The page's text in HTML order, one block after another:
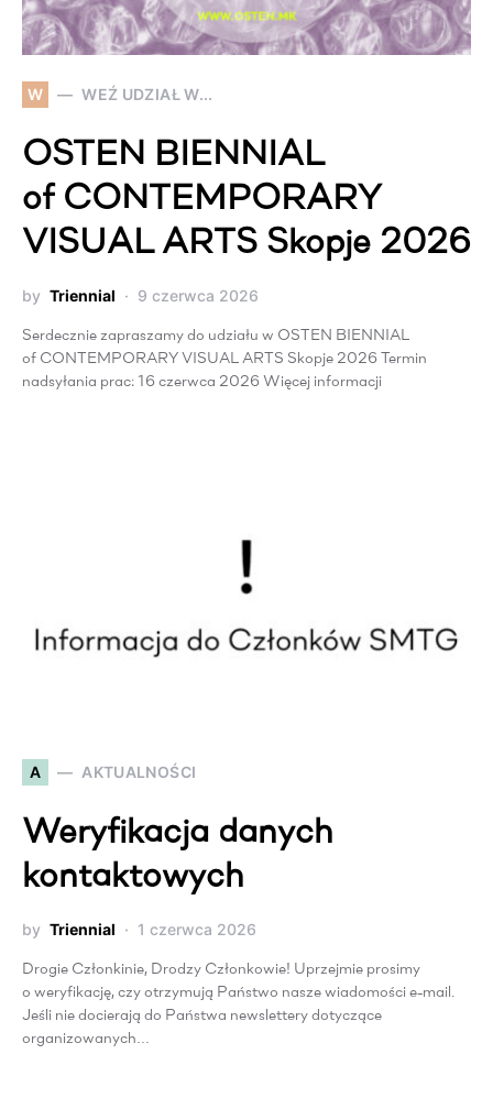
W WEŹ UDZIAŁ W...
OSTEN BIENNIAL
of CONTEMPORARY
VISUAL ARTS Skopje 2026
by Triennial 9 czerwca 2026
Serdecznie zapraszamy do udziału w OSTEN BIENNIAL
of CONTEMPORARY VISUAL ARTS Skopje 2026 Termin
nadsyłania prac: 16 czerwca 2026 Więcej informacji
A AKTUALNOŚCI
Weryfikacja danych
kontaktowych
by Triennial 1 czerwca 2026
Drogie Członkinie, Drodzy Członkowie! Uprzejmie prosimy
o weryfikację, czy otrzymują Państwo nasze wiadomości e-mail.
Jeśli nie docierają do Państwa newslettery dotyczące
organizowanych…